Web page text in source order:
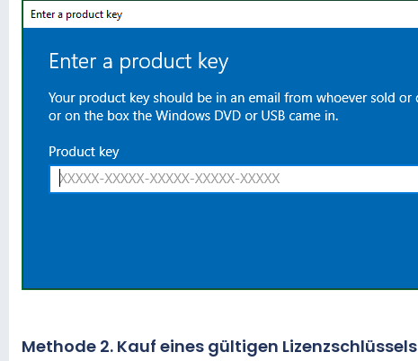
Methode 2. Kauf eines gültigen Lizenzschlüssels